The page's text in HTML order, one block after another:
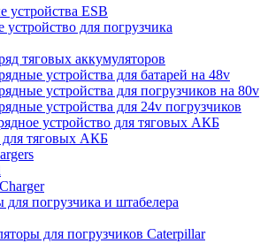
устройства ESB
устройство для погрузчика
тяговых аккумуляторов
устройства для батарей на 48v
устройства для погрузчиков на 80v
устройства для 24v погрузчиков
устройство для тяговых АКБ
для тяговых АКБ
погрузчика и штабелера
для погрузчиков Caterpillar